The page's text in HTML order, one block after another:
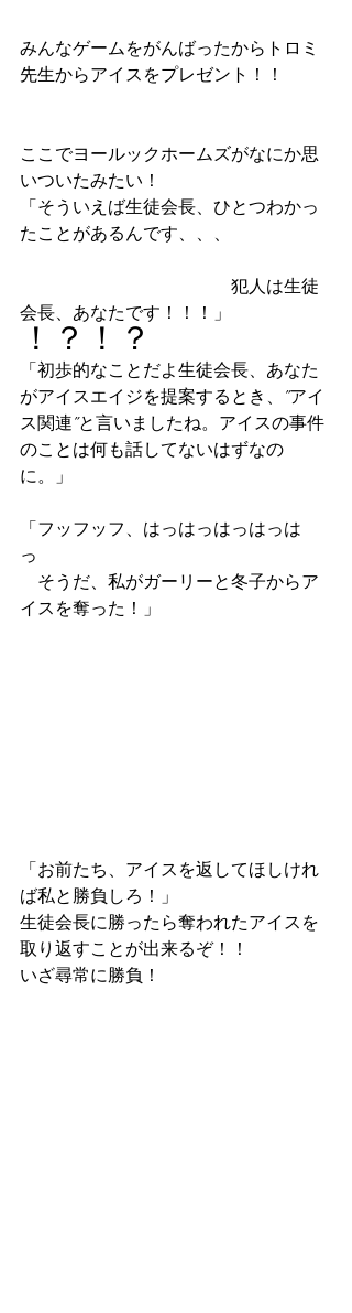
みんなゲームをがんばったからトロミ
先生からアイスをプレゼント！！
ここでヨールックホームズがなにか思
いついたみたい！
「そういえば生徒会長、ひとつわかっ
たことがあるんです、、、
犯人は生徒
会長、あなたです！！！」
！？！？
「初歩的なことだよ生徒会長、あなた
がアイスエイジを提案するとき、”アイ
ス関連”と言いましたね。アイスの事件
のことは何も話してないはずなの
に。」
「フッフッフ、はっはっはっはっは
っ
そうだ、私がガーリーと冬子からア
イスを奪った！」
「お前たち、アイスを返してほしけれ
ば私と勝負しろ！」
生徒会長に勝ったら奪われたアイスを
取り返すことが出来るぞ！！
いざ尋常に勝負！